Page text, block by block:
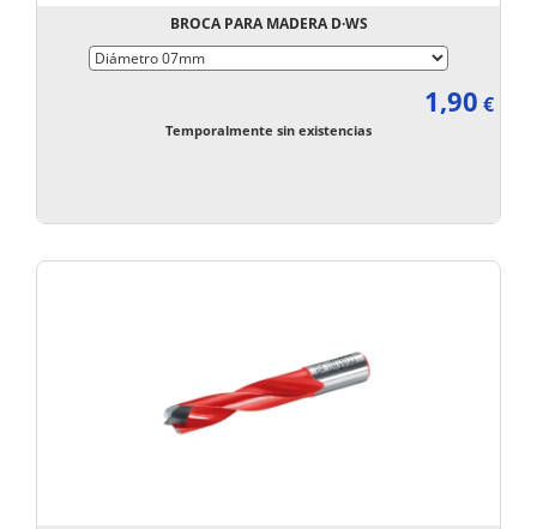
BROCA PARA MADERA D·WS
1,90 €
Temporalmente sin existencias